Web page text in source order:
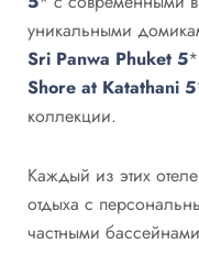
уникальными
Sri Panwa Phuket 5
Shore at Katathani 5
коллекции.
Каждый из этих
отдыха с
частными